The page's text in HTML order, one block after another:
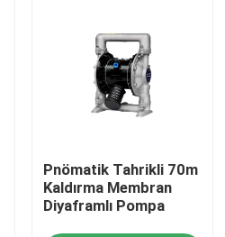
Pnömatik Tahrikli 70m
Kaldırma Membran
Diyaframlı Pompa